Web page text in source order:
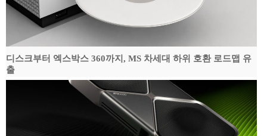
디스크부터 엑스박스 360까지, MS 차세대 하위 호환 로드맵 유
출